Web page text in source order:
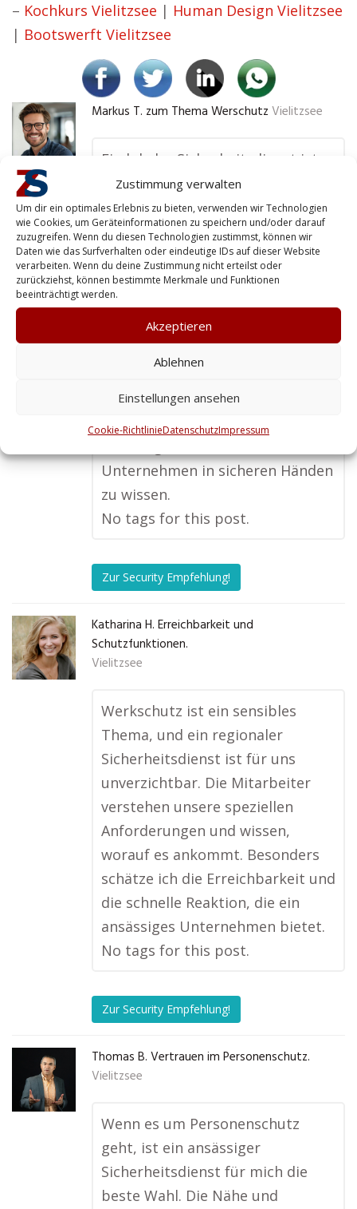
Zustimmung verwalten
Um dir ein optimales Erlebnis zu bieten, verwenden wir Technologien
wie Cookies, um Geräteinformationen zu speichern und/oder darauf
zuzugreifen. Wenn du diesen Technologien zustimmst, können wir
Daten wie das Surfverhalten oder eindeutige IDs auf dieser Website
verarbeiten. Wenn du deine Zustimmung nicht erteilst oder
zurückziehst, können bestimmte Merkmale und Funktionen
beeinträchtigt werden.
Akzeptieren
Ablehnen
Einstellungen ansehen
Cookie-RichtlinieDatenschutzImpressum
– Kochkurs Vielitzsee | Human Design Vielitzsee
| Bootswerft Vielitzsee
Markus T. zum Thema Werschutz Vielitzsee
Ein lokaler Sicherheitsdienst ist
für mich unverzichtbar, gerade
wenn es um Werkschutz geht. Die
Profis vor Ort kennen nicht nur
die Umgebung, sondern auch die
spezifischen Risiken der Region.
Außerdem schätze ich die
persönliche Erreichbarkeit und
die Gewissheit, dass im Ernstfall
sofort gehandelt wird – das gibt
Unternehmen in sicheren Händen
zu wissen.
No tags for this post.
Zur Security Empfehlung!
Katharina H. Erreichbarkeit und
Schutzfunktionen.
Vielitzsee
Werkschutz ist ein sensibles
Thema, und ein regionaler
Sicherheitsdienst ist für uns
unverzichtbar. Die Mitarbeiter
verstehen unsere speziellen
Anforderungen und wissen,
worauf es ankommt. Besonders
schätze ich die Erreichbarkeit und
die schnelle Reaktion, die ein
ansässiges Unternehmen bietet.
No tags for this post.
Zur Security Empfehlung!
Thomas B. Vertrauen im Personenschutz.
Vielitzsee
Wenn es um Personenschutz
geht, ist ein ansässiger
Sicherheitsdienst für mich die
beste Wahl. Die Nähe und